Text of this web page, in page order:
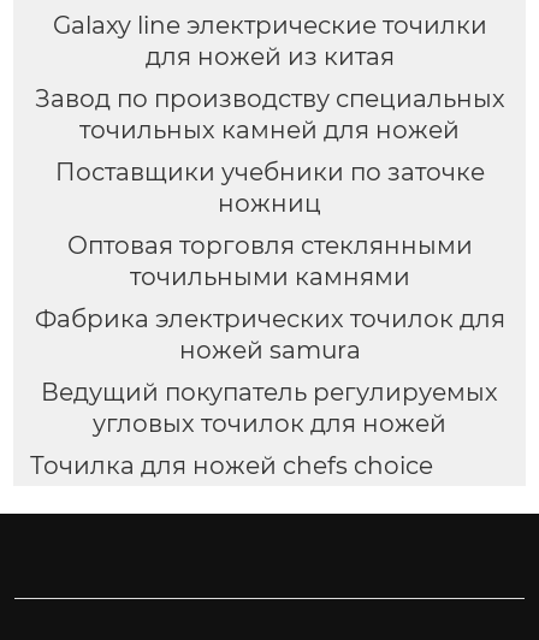
Galaxy line электрические точилки
для ножей из китая
Завод по производству специальных
точильных камней для ножей
Поставщики учебники по заточке
ножниц
Оптовая торговля стеклянными
точильными камнями
Фабрика электрических точилок для
ножей samura
Ведущий покупатель регулируемых
угловых точилок для ножей
Точилка для ножей chefs choice